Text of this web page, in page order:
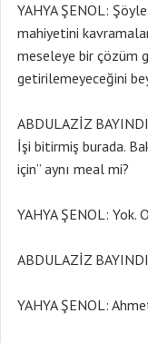
YAHYA ŞENOL:
mahiyetini
meseleye bir çözüm
getirilemeyeceğini
ABDULAZİZ
İşi bitirmiş burada.
için” aynı meal mi?
YAHYA ŞENOL: Yok.
ABDULAZİZ
YAHYA ŞENOL: